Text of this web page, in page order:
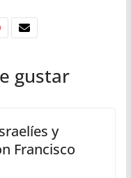
gustar
y
Francisco